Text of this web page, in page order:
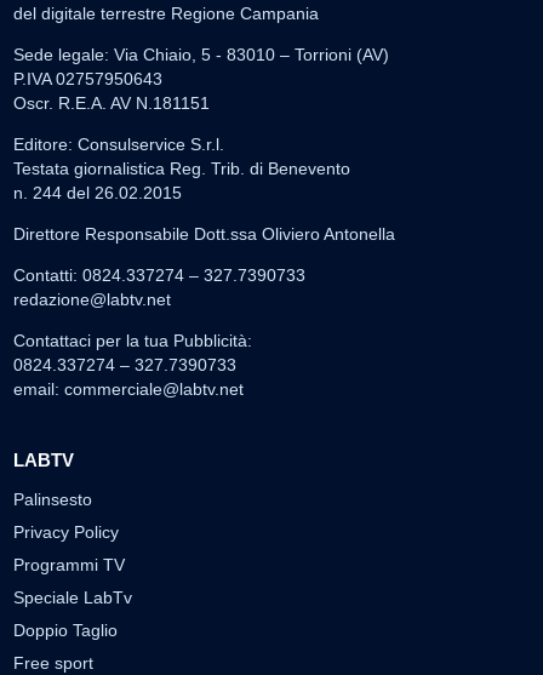
del digitale terrestre Regione Campania
Sede legale: Via Chiaio, 5 - 83010 – Torrioni (AV)
P.IVA 02757950643
Oscr. R.E.A. AV N.181151
Editore: Consulservice S.r.l.
Testata giornalistica Reg. Trib. di Benevento
n. 244 del 26.02.2015
Direttore Responsabile Dott.ssa Oliviero Antonella
Contatti: 0824.337274 – 327.7390733
redazione@labtv.net
Contattaci per la tua Pubblicità:
0824.337274 – 327.7390733
email: commerciale@labtv.net
LABTV
Palinsesto
Privacy Policy
Programmi TV
Speciale LabTv
Doppio Taglio
Free sport